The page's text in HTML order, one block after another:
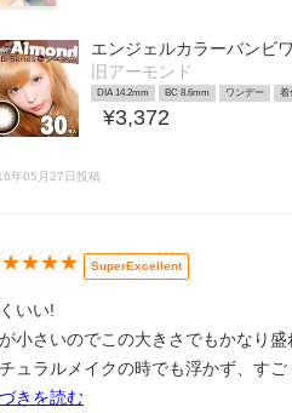
エンジェルカラーバンビ
旧アーモンド
DIA 14.2mm BC 8.6mm ワンデー 着
¥3,372
年05月27日投稿
SuperExcellent
いい!
小さいのでこの大きさでもかなり
ュラルメイクの時でも浮かず、す
きを読む